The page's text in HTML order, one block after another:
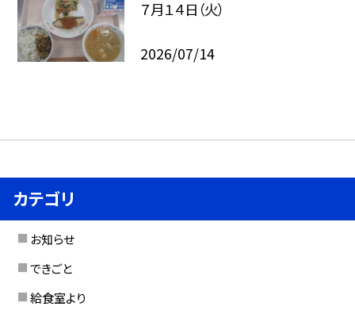
７月１４日（火）
2026/07/14
カテゴリ
お知らせ
できごと
給食室より